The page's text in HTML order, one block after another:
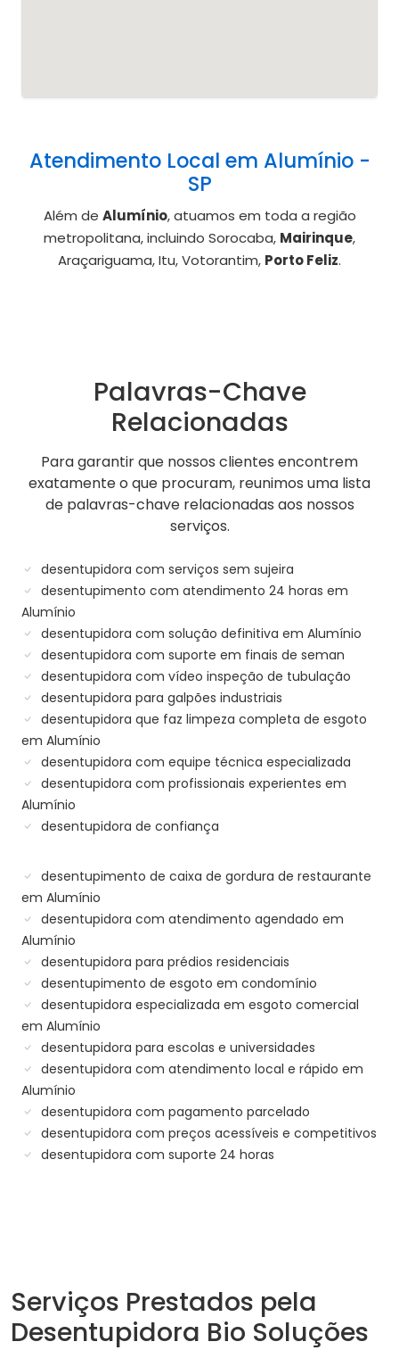
Atendimento Local em Alumínio -
SP
Além de Alumínio, atuamos em toda a região
metropolitana, incluindo Sorocaba, Mairinque,
Araçariguama, Itu, Votorantim, Porto Feliz.
Palavras-Chave
Relacionadas
Para garantir que nossos clientes encontrem
exatamente o que procuram, reunimos uma lista
de palavras-chave relacionadas aos nossos
serviços.
desentupidora com serviços sem sujeira
desentupimento com atendimento 24 horas em
Alumínio
desentupidora com solução definitiva em Alumínio
desentupidora com suporte em finais de seman
desentupidora com vídeo inspeção de tubulação
desentupidora para galpões industriais
desentupidora que faz limpeza completa de esgoto
em Alumínio
desentupidora com equipe técnica especializada
desentupidora com profissionais experientes em
Alumínio
desentupidora de confiança
desentupimento de caixa de gordura de restaurante
em Alumínio
desentupidora com atendimento agendado em
Alumínio
desentupidora para prédios residenciais
desentupimento de esgoto em condomínio
desentupidora especializada em esgoto comercial
em Alumínio
desentupidora para escolas e universidades
desentupidora com atendimento local e rápido em
Alumínio
desentupidora com pagamento parcelado
desentupidora com preços acessíveis e competitivos
desentupidora com suporte 24 horas
Serviços Prestados pela
Desentupidora Bio Soluções